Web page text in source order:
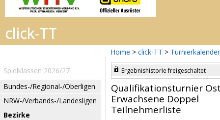
Home > click-TT > Turnierkalender
Spielklassen 2026/27
Bundes-/Regional-/Oberligen
NRW-/Verbands-/Landesligen
Bezirke
Ergebnishistorie freigeschaltet
Qualifikationsturnier
Erwachsene Doppel
Teilnehmerliste